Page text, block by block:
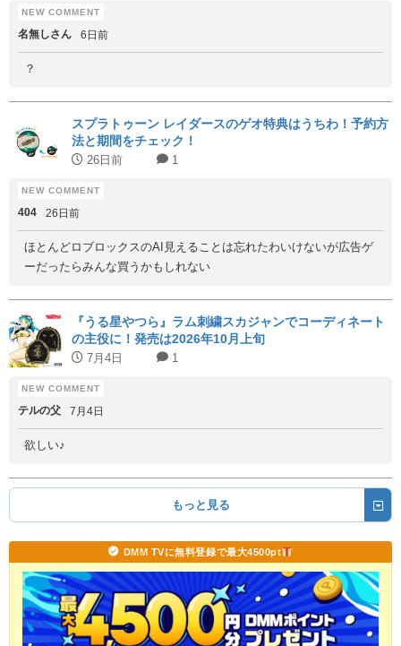
名無しさん 6日前
？
スプラトゥーン レイダースのゲオ特典はうちわ！予約方
法と期間をチェック！
26日前 1
404 26日前
ほとんどロブロックスのAI見えることは忘れたわいけないが広告ゲ
ーだったらみんな買うかもしれない
『うる星やつら』ラム刺繍スカジャンでコーディネート
の主役に！発売は2026年10月上旬
7月4日 1
テルの父 7月4日
欲しい♪
もっと見る
DMM TVに無料登録で最大4500pt